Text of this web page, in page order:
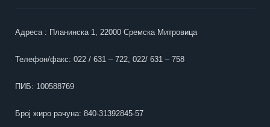
Адреса : Планинска 1, 22000 Сремска Митровица
Телефон/факс: 022 / 631 – 722, 022/ 631 – 758
ПИБ: 100588769
Број жиро рачуна: 840-31392845-57